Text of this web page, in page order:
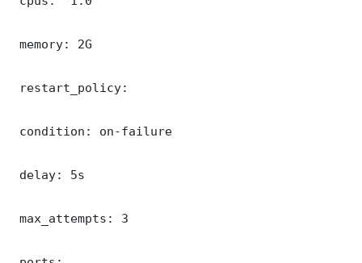
memory: 2G
restart_policy:
condition: on-failure
delay: 5s
max_attempts: 3